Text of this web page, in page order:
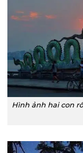
Hình ảnh hai con